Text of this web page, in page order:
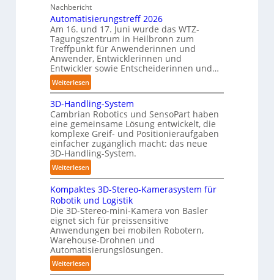
r
o
b
o
t
e
r
r
C
o
b
o
t
A
A
Z
ü
r
i
c
h
:
T
r
e
f
p
u
n
k
t
f
ü
r
p
r
Nachbericht
Automatisierungstreff 2026
Am 16. und 17. Juni wurde das WTZ-
Tagungszentrum in Heilbronn zum
Treffpunkt für Anwenderinnen und
Anwender, Entwicklerinnen und
Entwickler sowie Entscheiderinnen und…
Weiterlesen:
A
u
t
o
m
a
t
i
s
i
e
r
u
n
g
s
3D-Handling-System
Cambrian Robotics und SensoPart haben
eine gemeinsame Lösung entwickelt, die
komplexe Greif- und Positionieraufgaben
einfacher zugänglich macht: das neue
3D-Handling-System.
Weiterlesen:
3
D
-
H
a
n
d
l
i
Kompaktes 3D-Stereo-Kamerasystem für
Robotik und Logistik
Die 3D-Stereo-mini-Kamera von Basler
eignet sich für preissensitive
Anwendungen bei mobilen Robotern,
Warehouse-Drohnen und
Automatisierungslösungen.
Weiterlesen:
K